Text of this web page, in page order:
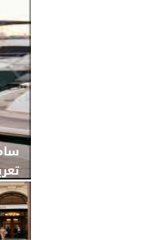
الأربعاء، 29 يوليو 2026